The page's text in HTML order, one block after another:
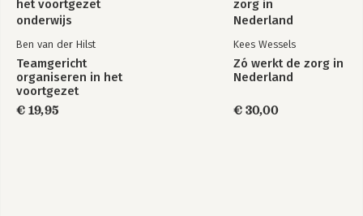
Ben van der Hilst
Teamgericht
organiseren in het
voortgezet
onderwijs
€ 19,95
Kees Wessels
Zó werkt de zorg in
Nederland
€ 30,00